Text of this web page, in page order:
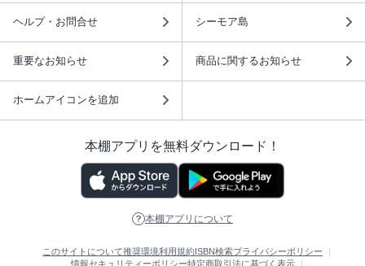
ヘルプ・お問合せ シーモア島
重要なお知らせ 商品に関するお知らせ
ホームアイコンを追加
本棚アプリを無料ダウンロード！
本棚アプリについて
このサイトについて推奨環境利用規約 ISBN検索プライバシーポリシー
情報セキュリティーポリシー特定商取引法に基づく表示